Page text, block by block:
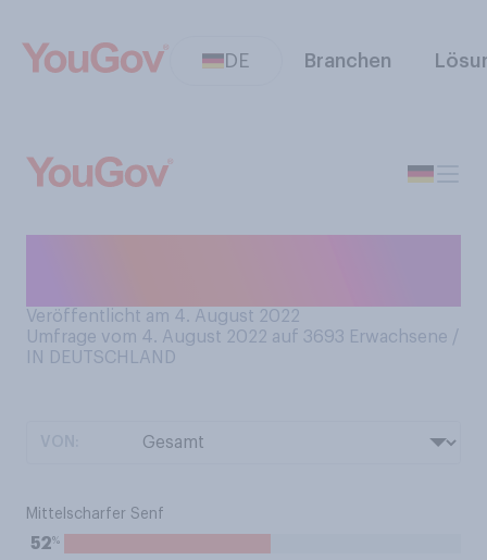
DE Branchen
Veröffentlicht am 4. August 2022
Umfrage vom 4. August 2022 auf 3693 Erwachsene /
IN DEUTSCHLAND
Mittelscharfer Senf
52%